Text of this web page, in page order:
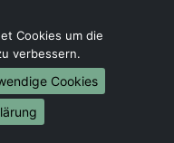
Cookies um die
verbessern.
Cookies